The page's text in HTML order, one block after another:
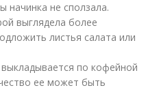
начинка не сползала.
выглядела более
листья салата или
по кофейной
ее может быть